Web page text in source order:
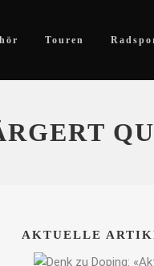
Touren
AKTUELLE